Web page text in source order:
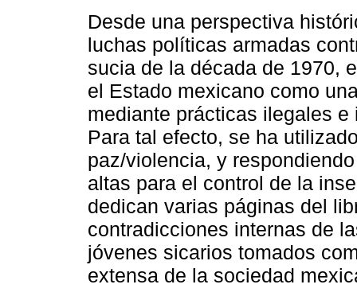
Desde una perspectiva
luchas políticas armadas
sucia de la década de 1970,
el Estado mexicano como
mediante prácticas ilegales
Para tal efecto, se ha
paz/violencia, y
altas para el control de la
dedican varias páginas del
contradicciones internas de
jóvenes sicarios tomados
extensa de la sociedad